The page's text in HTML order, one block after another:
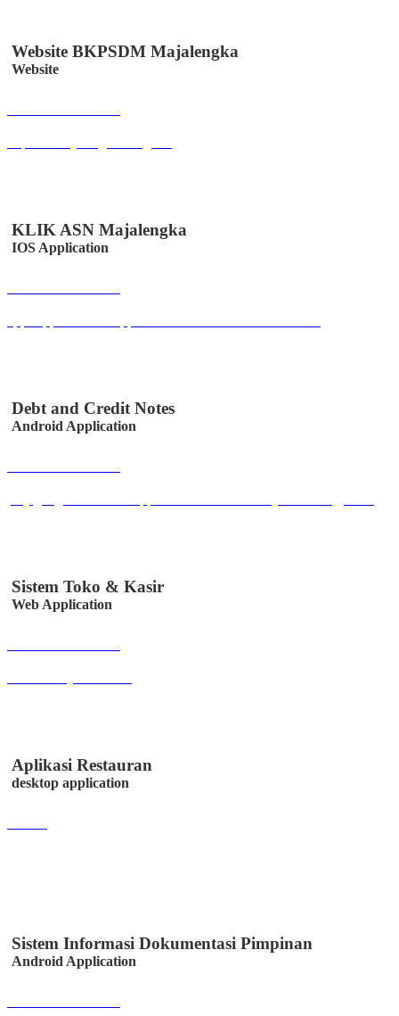
Website BKPSDM Majalengka
Website
KLIK ASN Majalengka
IOS Application
Debt and Credit Notes
Android Application
Sistem Toko & Kasir
Web Application
Aplikasi Restauran
desktop application
Sistem Informasi Dokumentasi Pimpinan
Android Application